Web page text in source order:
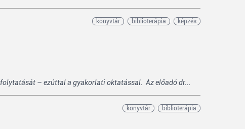
könyvtár biblioterápia képzés
– ezúttal a gyakorlati oktatással. Az előadó dr...
könyvtár biblioterápia